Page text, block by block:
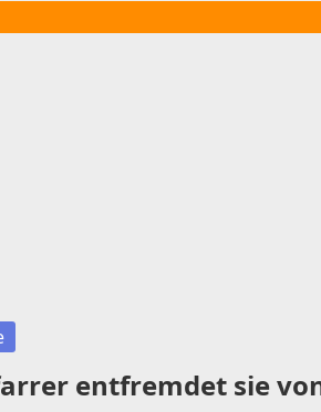
entfremdet sie